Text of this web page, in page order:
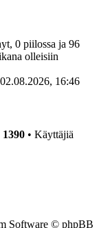
0 piilossa ja 96
olleisiin
16:46
1390 • Käyttäjiä
Software © phpBB